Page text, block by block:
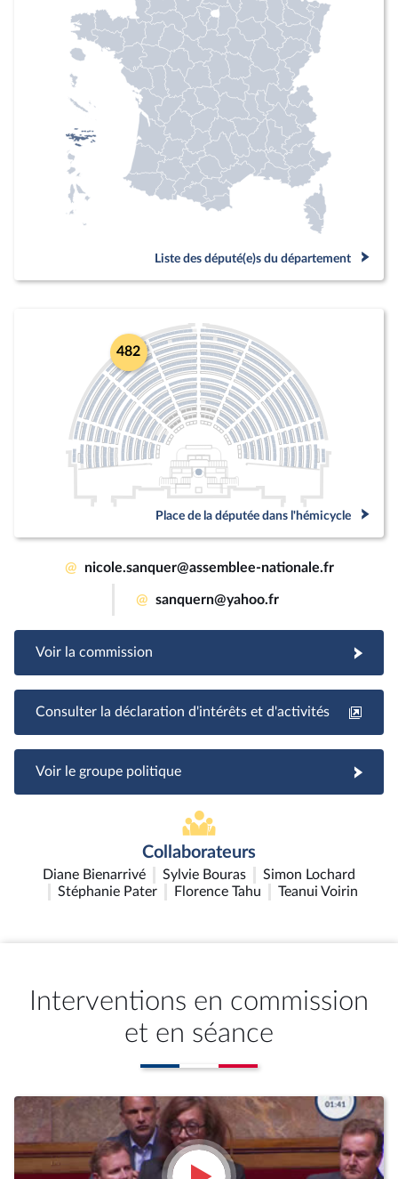
Liste des député(e)s du département
482
Place de la députée dans l'hémicycle
@ nicole.sanquer@assemblee-nationale.fr
@ sanquern@yahoo.fr
Voir la commission
Consulter la déclaration d'intérêts et d'activités
Voir le groupe politique
Collaborateurs
Diane Bienarrivé Sylvie Bouras
Simon Lochard
Stéphanie Pater
Florence Tahu Teanui Voirin
Interventions en commission
et en séance